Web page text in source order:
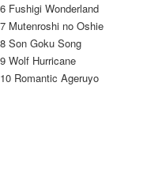
２．關於個人資料處理事宜，
https://aftee.tw/terms/#terms3
３．未成年的使用者請事先徵
「AFTEE先享後付」，若未經
任。
４．使用「AFTEE先享後付
５．嚴禁一人註冊多個帳號
宅配 (離島)
每筆NT$200
付款後門市自取
免運費
6 Fushigi Wonderland
7 Mutenroshi no Oshie
8 Son Goku Song
9 Wolf Hurricane
10 Romantic Ageruyo